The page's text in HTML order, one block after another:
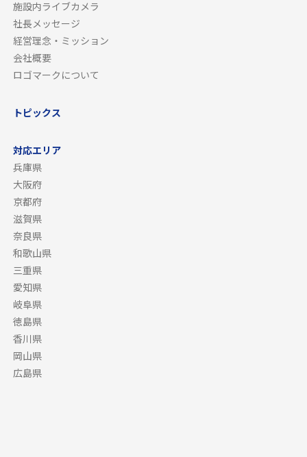
施設内ライブカメラ
社長メッセージ
経営理念・ミッション
会社概要
ロゴマークについて
トピックス
対応エリア
兵庫県
大阪府
京都府
滋賀県
奈良県
和歌山県
三重県
愛知県
岐阜県
徳島県
香川県
岡山県
広島県